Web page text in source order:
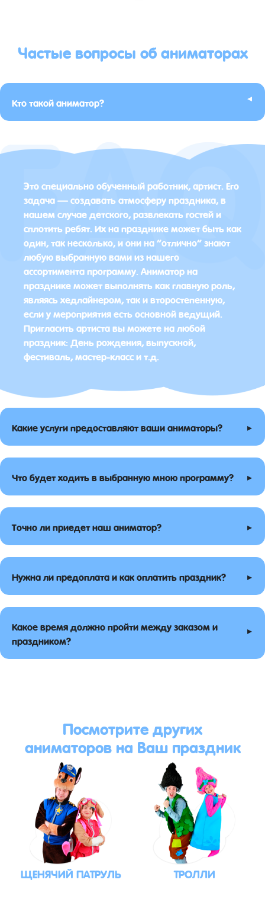
Частые вопросы об аниматорах
Кто такой аниматор? ▸
Это специально обученный работник, артист. Его
задача — создавать атмосферу праздника, в
нашем случае детского, развлекать гостей и
сплотить ребят. Их на празднике может быть как
один, так несколько, и они на “отлично” знают
любую выбранную вами из нашего
ассортимента программу. Аниматор на
празднике может выполнять как главную роль,
являясь хедлайнером, так и второстепенную,
если у мероприятия есть основной ведущий.
Пригласить артиста вы можете на любой
праздник: День рождения, выпускной,
фестиваль, мастер-класс и т.д.
Какие услуги предоставляют ваши аниматоры? ▸
Что будет ходить в выбранную мною программу? ▸
Точно ли приедет наш аниматор? ▸
Нужна ли предоплата и как оплатить праздник? ▸
Какое время должно пройти между заказом и
праздником?
▸
Посмотрите других
аниматоров на Ваш праздник
ЩЕНЯЧИЙ ПАТРУЛЬ ТРОЛЛИ